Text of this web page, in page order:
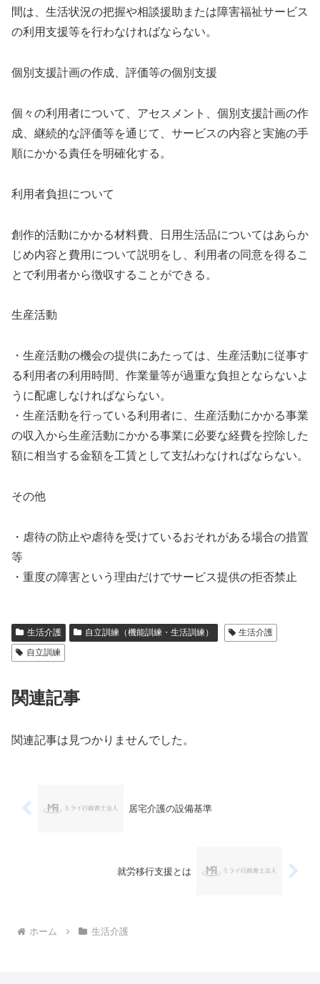
間は、生活状況の把握や相談援助または障害福祉サービス
の利用支援等を行わなければならない。
個別支援計画の作成、評価等の個別支援
個々の利用者について、アセスメント、個別支援計画の作
成、継続的な評価等を通じて、サービスの内容と実施の手
順にかかる責任を明確化する。
利用者負担について
創作的活動にかかる材料費、日用生活品についてはあらか
じめ内容と費用について説明をし、利用者の同意を得るこ
とで利用者から徴収することができる。
生産活動
・生産活動の機会の提供にあたっては、生産活動に従事す
る利用者の利用時間、作業量等が過重な負担とならないよ
うに配慮しなければならない。
・生産活動を行っている利用者に、生産活動にかかる事業
の収入から生産活動にかかる事業に必要な経費を控除した
額に相当する金額を工賃として支払わなければならない。
その他
・虐待の防止や虐待を受けているおそれがある場合の措置
等
・重度の障害という理由だけでサービス提供の拒否禁止
生活介護 自立訓練（機能訓練・生活訓練）
生活介護
自立訓練
関連記事
関連記事は見つかりませんでした。
居宅介護の設備基準
就労移行支援とは
ホーム 生活介護